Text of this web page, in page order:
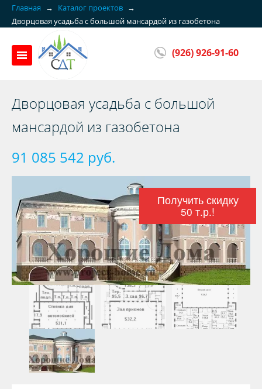
Главная → Каталог проектов →
Дворцовая усадьба с большой мансардой из газобетона
(926) 926-91-60
Дворцовая усадьба с большой
мансардой из газобетона
91 085 542 руб.
Получить скидку
50 т.р.!